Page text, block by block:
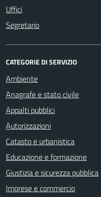
Uffici
Segretario
CATEGORIE DI SERVIZIO
Ambiente
Anagrafe e stato civile
Appalti pubblici
Autorizzazioni
Catasto e urbanistica
Educazione e formazione
Giustizia e sicurezza pubblica
Imprese e commercio